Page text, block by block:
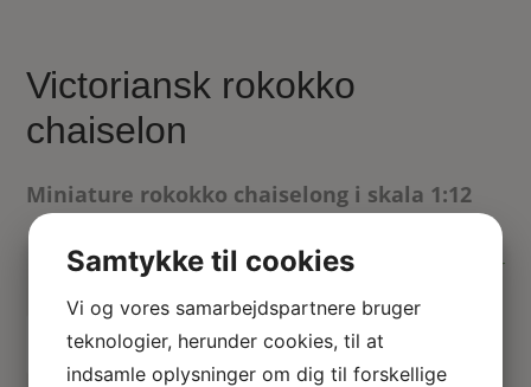
Victoriansk rokokko
chaiselon
Miniature rokokko chaiselong i skala 1:12
753.00kr.
På lager
Tilføj til kurv
Samtykke til cookies
Vi og vores samarbejdspartnere bruger
teknologier, herunder cookies, til at
indsamle oplysninger om dig til forskellige